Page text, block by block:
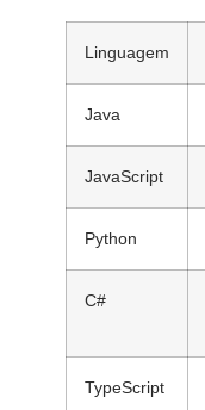
Linguagem
Java
JavaScript
Python
C#
TypeScript